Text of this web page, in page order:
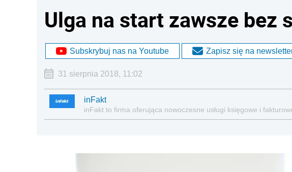
Ulga na start zawsze bez
Subskrybuj nas na Youtube Zapisz się na
31 sierpnia 2018, 11:02
inFakt
inFakt to firma oferująca nowoczesne usługi księgowe i